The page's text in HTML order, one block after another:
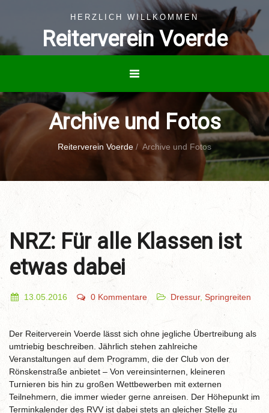
HERZLICH WILLKOMMEN
Reiterverein Voerde
Archive und Fotos
Reiterverein Voerde / Archive und Fotos
NRZ: Für alle Klassen ist
etwas dabei
13.05.2016 0 Kommentare Dressur, Springreiten
Der Reiterverein Voerde lässt sich ohne jegliche Übertreibung als
umtriebig beschreiben. Jährlich stehen zahlreiche
Veranstaltungen auf dem Programm, die der Club von der
Rönskenstraße anbietet – Von vereinsinternen, kleineren
Turnieren bis hin zu großen Wettbewerben mit externen
Teilnehmern, die immer wieder gerne anreisen. Der Höhepunkt im
Terminkalender des RVV ist dabei stets an gleicher Stelle zu